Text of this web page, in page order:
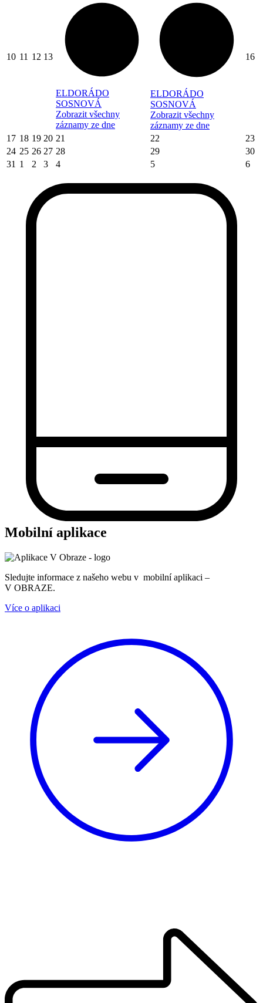
10 11 12 13
ELDORÁDO
SOSNOVÁ
Zobrazit všechny
záznamy ze dne
ELDORÁDO
SOSNOVÁ
Zobrazit všechny
záznamy ze dne
16
17 18 19 20 21 22
23
24 25 26 27 28 29
30
31 1 2 3 4 5 6
Mobilní aplikace
Sledujte informace z našeho webu v mobilní aplikaci –
V OBRAZE.
Více o aplikaci